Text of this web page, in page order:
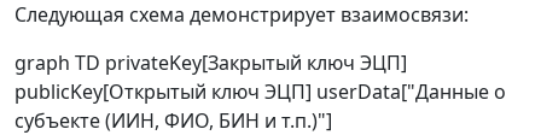
Следующая схема демонстрирует взаимосвязи:
graph TD privateKey[Закрытый ключ ЭЦП]
publicKey[Открытый ключ ЭЦП] userData["Данные о
субъекте (ИИН, ФИО, БИН и т.п.)"]